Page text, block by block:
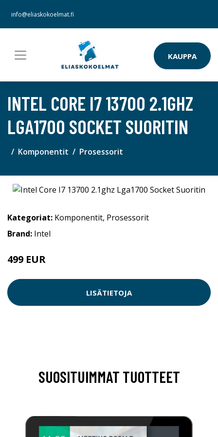
info@eliaskokoelmat.fi
KAUPPA
INTEL CORE I7 13700 2.1GHZ
LGA1700 SOCKET SUORITIN
Komponentit Prosessorit
Kategoriat: Komponentit, Prosessorit
Brand: Intel
499 EUR
LISÄTIETOJA
SUOSITUIMMAT TUOTTEET